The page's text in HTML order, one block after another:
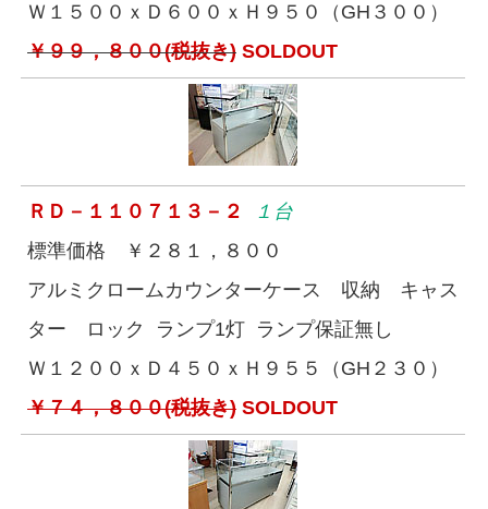
Ｗ１５００ｘＤ６００ｘＨ９５０（GH３００）
￥９９，８００(税抜き) SOLDOUT
ＲＤ－１１０７１３－２
１台
標準価格 ￥２８１，８００
アルミクロームカウンターケース 収納 キャス
ター ロック ランプ1灯 ランプ保証無し
Ｗ１２００ｘＤ４５０ｘＨ９５５（GH２３０）
￥７４，８００(税抜き) SOLDOUT